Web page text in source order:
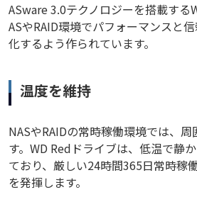
ASware 3.0テクノロジーを搭載する
ASやRAID環境でパフォーマンスと
化するよう作られています。
温度を維持
NASやRAIDの常時稼働環境では、
す。WD Redドライブは、低温で静
ており、厳しい24時間365日常時稼
を発揮します。